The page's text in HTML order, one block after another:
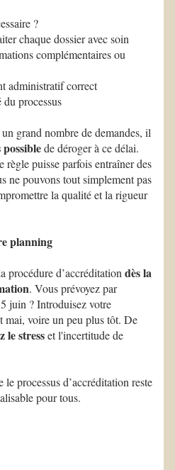
?
chaque dossier avec soin
complémentaires ou
administratif correct
processus
grand nombre de demandes, il
possible de déroger à ce délai.
règle puisse parfois entraîner des
ne pouvons tout simplement pas
la qualité et la rigueur
planning
procédure d’accréditation dès la
. Vous prévoyez par
juin ? Introduisez votre
mai, voire un peu plus tôt. De
le stress et l'incertitude de
processus d’accréditation reste
pour tous.